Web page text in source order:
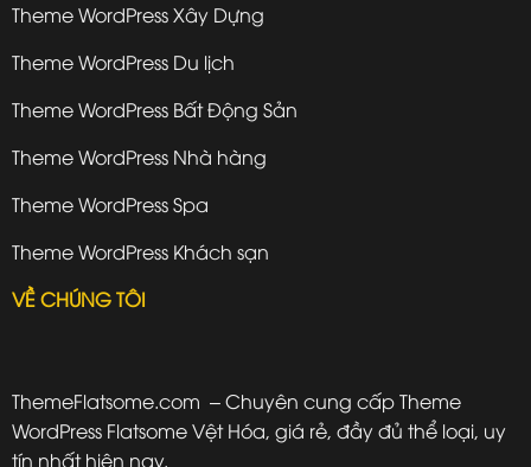
Theme WordPress Xây Dựng
Theme WordPress Du lịch
Theme WordPress Bất Động Sản
Theme WordPress Nhà hàng
Theme WordPress Spa
Theme WordPress Khách sạn
VỀ CHÚNG TÔI
ThemeFlatsome.com – Chuyên cung cấp Theme
WordPress Flatsome Vệt Hóa, giá rẻ, đầy đủ thể loại, uy
tín nhất hiện nay.